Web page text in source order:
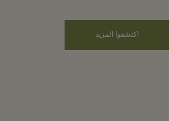
اكتشفوا المزيد